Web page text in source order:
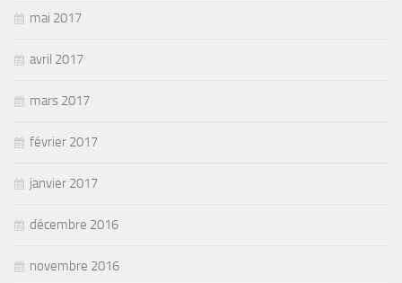
mai 2017
avril 2017
mars 2017
février 2017
janvier 2017
décembre 2016
novembre 2016